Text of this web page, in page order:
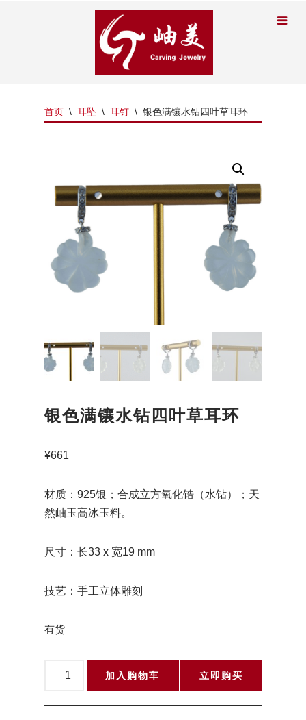
首页 \ 耳坠 \ 耳钉 \ 银色满镶水钻四叶草耳环
银色满镶水钻四叶草耳环
¥661
材质：925银；合成立方氧化锆（水钻）；天
然岫玉高冰玉料。
尺寸：长33 x 宽19 mm
技艺：手工立体雕刻
有货
加入购物车 立即购买